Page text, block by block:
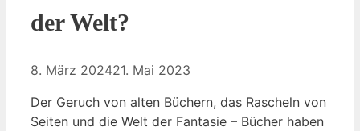
der Welt?
8. März 202421. Mai 2023
Der Geruch von alten Büchern, das Rascheln von
Seiten und die Welt der Fantasie – Bücher haben